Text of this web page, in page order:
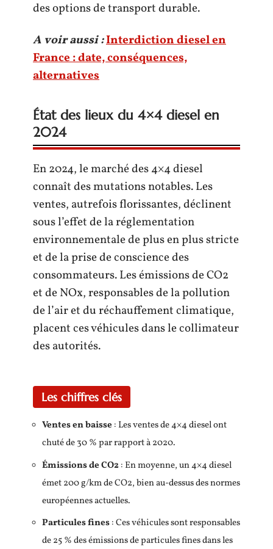
des options de transport durable.
A voir aussi :Interdiction diesel en
France : date, conséquences,
alternatives
État des lieux du 4×4 diesel en
2024
En 2024, le marché des 4×4 diesel
connaît des mutations notables. Les
ventes, autrefois florissantes, déclinent
sous l’effet de la réglementation
environnementale de plus en plus stricte
et de la prise de conscience des
consommateurs. Les émissions de CO2
et de NOx, responsables de la pollution
de l’air et du réchauffement climatique,
placent ces véhicules dans le collimateur
des autorités.
Les chiffres clés
Ventes en baisse : Les ventes de 4×4 diesel ont
chuté de 30 % par rapport à 2020.
Émissions de CO2 : En moyenne, un 4×4 diesel
émet 200 g/km de CO2, bien au-dessus des normes
européennes actuelles.
Particules fines: Ces véhicules sont responsables
de 25 % des émissions de particules fines dans les